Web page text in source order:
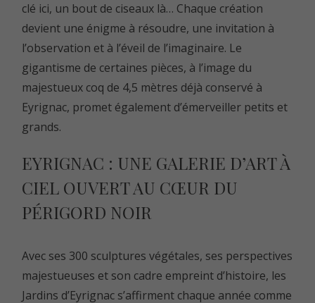
clé ici, un bout de ciseaux là… Chaque création
devient une énigme à résoudre, une invitation à
l’observation et à l’éveil de l’imaginaire. Le
gigantisme de certaines pièces, à l’image du
majestueux coq de 4,5 mètres déjà conservé à
Eyrignac, promet également d’émerveiller petits et
grands.
EYRIGNAC : UNE GALERIE D’ART À
CIEL OUVERT AU CŒUR DU
PÉRIGORD NOIR
Avec ses 300 sculptures végétales, ses perspectives
majestueuses et son cadre empreint d’histoire, les
Jardins d’Eyrignac s’affirment chaque année comme